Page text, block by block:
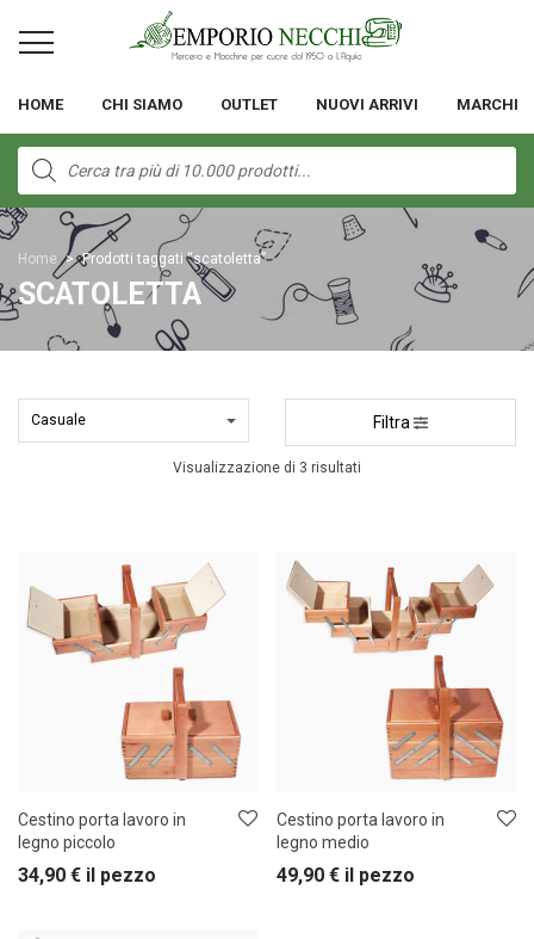
HOME CHI SIAMO OUTLET NUOVI ARRIVI MARCHI
Products
search
Home > Prodotti taggati “scatoletta”
SCATOLETTA
Filtra
Visualizzazione di 3 risultati
Cestino porta lavoro in
legno piccolo
34,90 € il pezzo
Cestino porta lavoro in
legno medio
49,90 € il pezzo